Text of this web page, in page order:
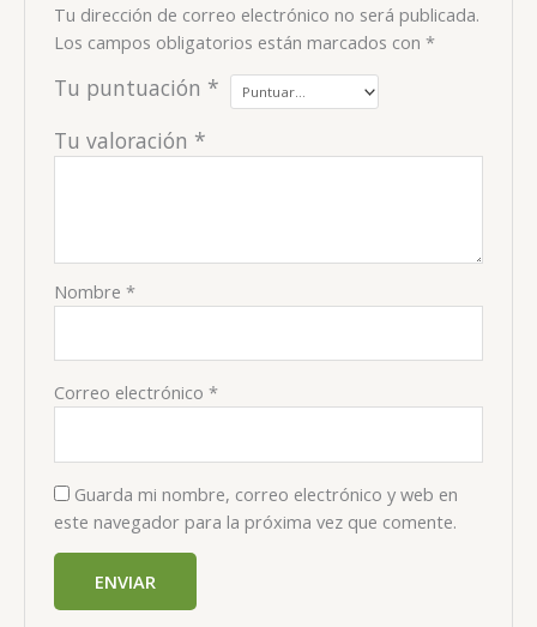
Tu dirección de correo electrónico no será publicada.
Los campos obligatorios están marcados con*
Tu puntuación *
Tu valoración *
Nombre*
Correo electrónico*
Guarda mi nombre, correo electrónico y web en
este navegador para la próxima vez que comente.